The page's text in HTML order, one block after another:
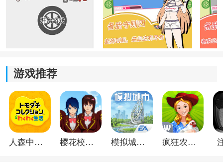
给您最温暖的心。
游戏推荐
人森中文版 樱花校园模拟器1.048.00中文版 模拟城市我是巿长联机版 疯狂农场3美国派19